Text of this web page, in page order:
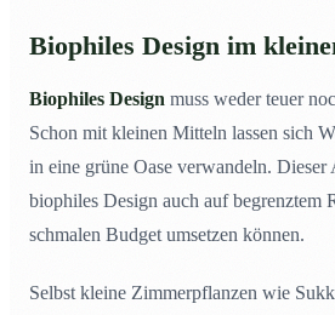
Biophiles Design im
Biophiles Design muss weder teuer
Schon mit kleinen Mitteln lassen sich
in eine grüne Oase verwandeln.
biophiles Design auch auf begrenztem
schmalen Budget umsetzen können.
Selbst kleine Zimmerpflanzen wie